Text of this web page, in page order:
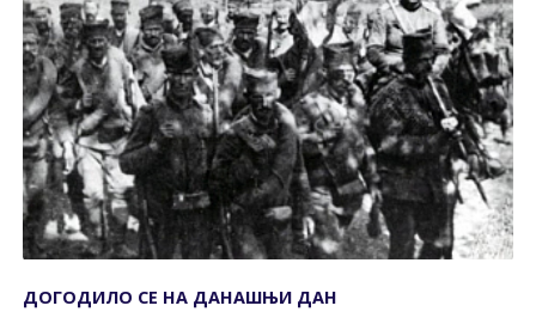
ДОГОДИЛО СЕ НА ДАНАШЊИ ДАН